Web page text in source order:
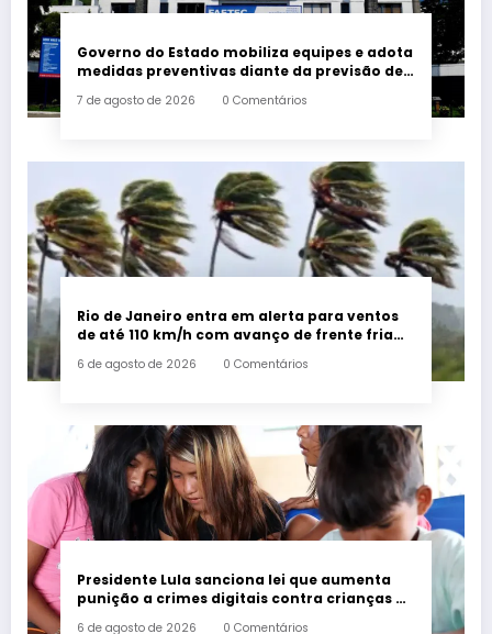
Governo do Estado mobiliza equipes e adota
medidas preventivas diante da previsão de
7 de agosto de 2026 0 Comentários
Rio de Janeiro entra em alerta para ventos
de até 110 km/h com avanço de frente fria
6 de agosto de 2026 0 Comentários
Presidente Lula sanciona lei que aumenta
punição a crimes digitais contra crianças é
6 de agosto de 2026 0 Comentários